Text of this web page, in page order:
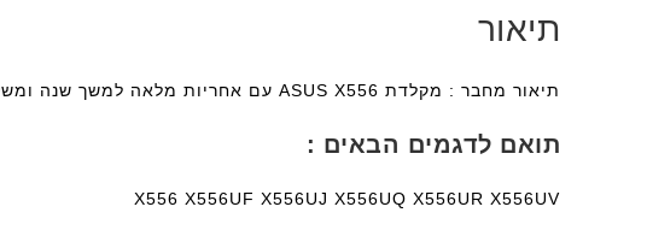
תיאור
תיאור מחבר : מקלדת ASUS X556 עם אחריות מלאה למשך שנה ומשלוחים מהירים לכל הארץ ללא תשלום נוסף.
תואם לדגמים הבאים :
X556 X556UF X556UJ X556UQ X556UR X556UV